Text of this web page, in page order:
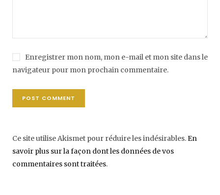
Enregistrer mon nom, mon e-mail et mon site dans le
navigateur pour mon prochain commentaire.
Ce site utilise Akismet pour réduire les indésirables.En
savoir plus sur la façon dont les données de vos
commentaires sont traitées.